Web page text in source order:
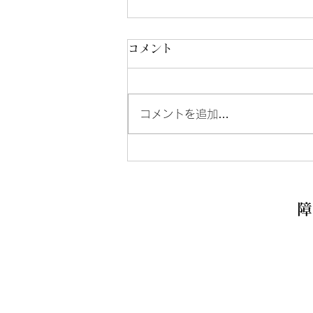
男性棟へのお問い合わせにつ
コメント
コメントを追加…